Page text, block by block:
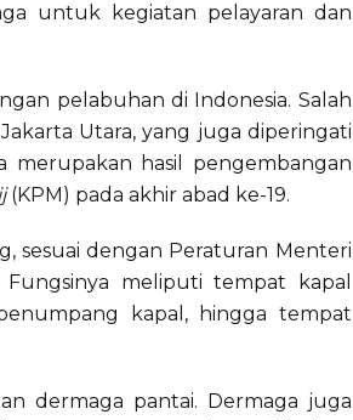
untuk kegiatan pelayaran dan
pelabuhan di Indonesia. Salah
Utara, yang juga diperingati
merupakan hasil pengembangan
(KPM) pada akhir abad ke-19.
sesuai dengan Peraturan Menteri
meliputi tempat kapal
kapal, hingga tempat
dermaga pantai. Dermaga juga